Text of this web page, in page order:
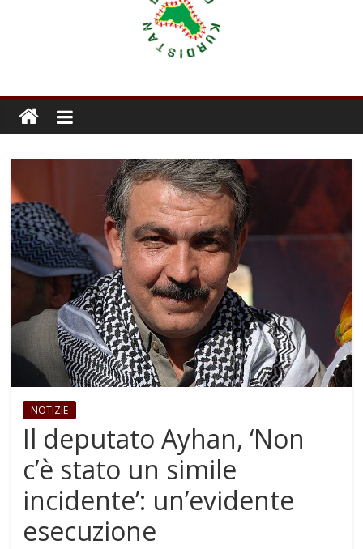
NOTIZIE
Il deputato Ayhan, ‘Non
c’è stato un simile
incidente’: un’evidente
esecuzione